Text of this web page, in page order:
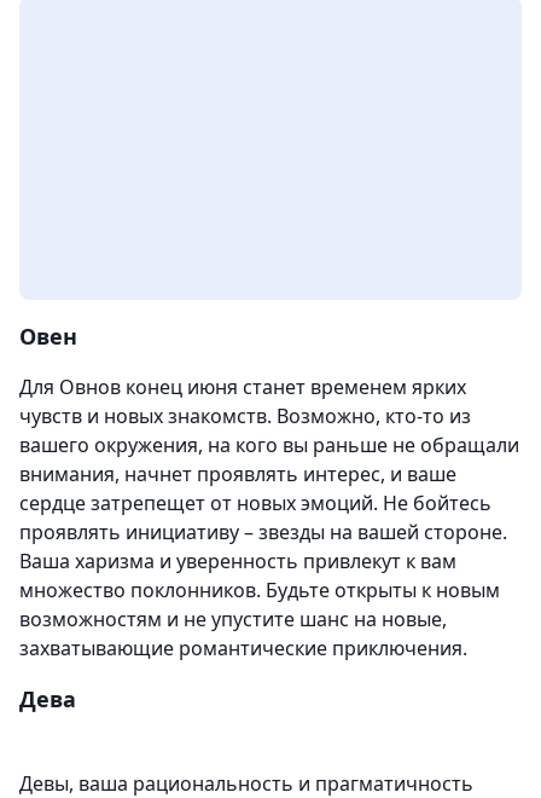
Овен
Для Овнов конец июня станет временем ярких
чувств и новых знакомств. Возможно, кто-то из
вашего окружения, на кого вы раньше не обращали
внимания, начнет проявлять интерес, и ваше
сердце затрепещет от новых эмоций. Не бойтесь
проявлять инициативу – звезды на вашей стороне.
Ваша харизма и уверенность привлекут к вам
множество поклонников. Будьте открыты к новым
возможностям и не упустите шанс на новые,
захватывающие романтические приключения.
Дева
Девы, ваша рациональность и прагматичность